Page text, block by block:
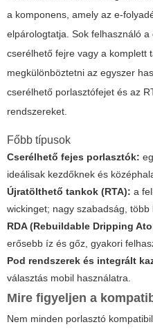
a komponens, amely az
elpárologtatja. Sok felhasználó a
cserélhető fejre vagy a komplett
megkülönböztetni az egyszer
cserélhető porlasztófejet és az
rendszereket.
Főbb típusok
Cserélhető fejes porlasztók:
ideálisak kezdőknek és
Újratölthető tankok (RTA): a
wickinget; nagy szabadság,
RDA (Rebuildable Dripping
erősebb íz és gőz, gyakori
Pod rendszerek és integrált
választás mobil használatra.
Mire figyeljen a
Nem minden porlasztó